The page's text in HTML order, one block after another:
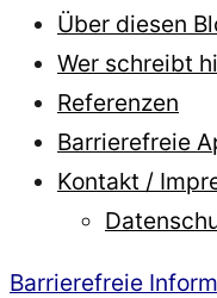
Über diesen
Wer schreibt
Referenzen
Barrierefreie
Kontakt /
Barrierefreie